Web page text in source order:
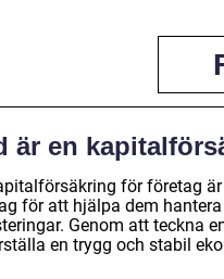
är en
för företag
för att hjälpa dem
Genom att teckna
en trygg och stabil